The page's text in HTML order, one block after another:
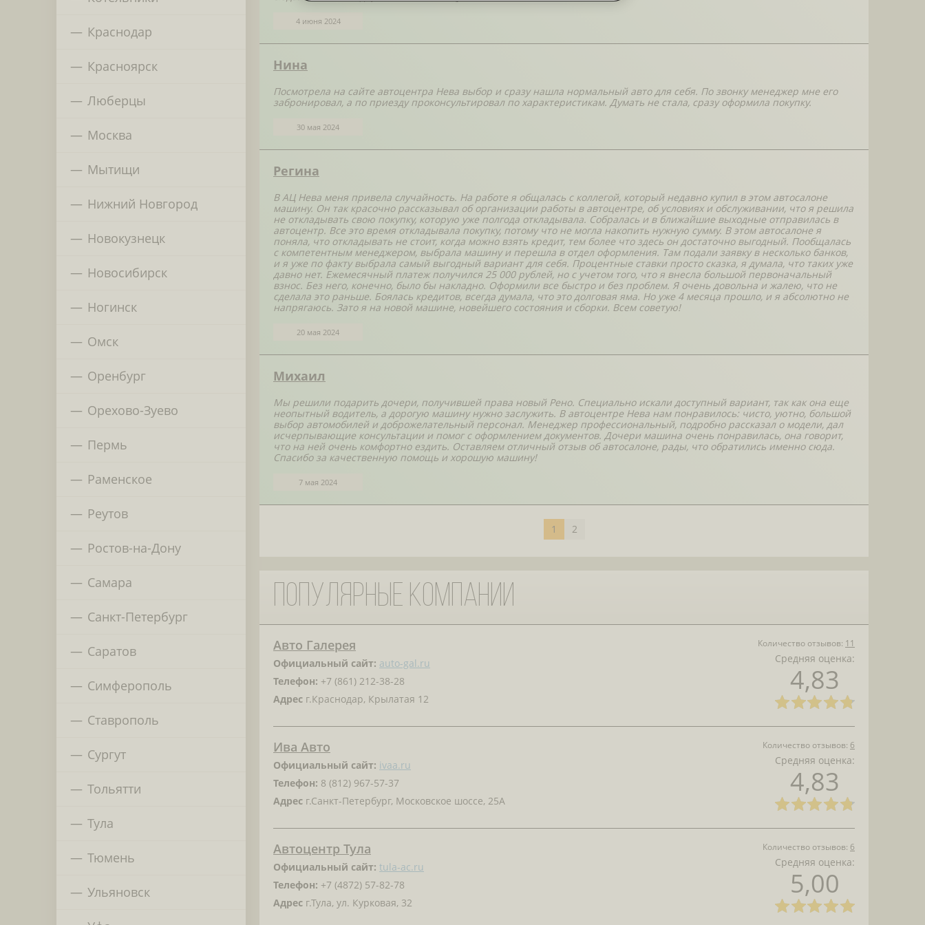
Краснодар
Красноярск
Люберцы
Москва
Мытищи
Нижний Новгород
Новокузнецк
Новосибирск
Ногинск
Омск
Оренбург
Орехово-Зуево
Пермь
Раменское
Реутов
Ростов-на-Дону
Самара
Санкт-Петербург
Саратов
Симферополь
Ставрополь
Сургут
Тольятти
Тула
Тюмень
Ульяновск
4 июня 2024
Нина
Посмотрела на сайте автоцентра Нева выбор и сразу нашла нормальный авто для себя. По звонку менеджер мне его
забронировал, а по приезду проконсультировал по характеристикам. Думать не стала, сразу оформила покупку.
30 мая 2024
Регина
В АЦ Нева меня привела случайность. На работе я общалась с коллегой, который недавно купил в этом автосалоне
машину. Он так красочно рассказывал об организации работы в автоцентре, об условиях и обслуживании, что я решила
не откладывать свою покупку, которую уже полгода откладывала. Собралась и в ближайшие выходные отправилась в
автоцентр. Все это время откладывала покупку, потому что не могла накопить нужную сумму. В этом автосалоне я
поняла, что откладывать не стоит, когда можно взять кредит, тем более что здесь он достаточно выгодный. Пообщалась
с компетентным менеджером, выбрала машину и перешла в отдел оформления. Там подали заявку в несколько банков,
и я уже по факту выбрала самый выгодный вариант для себя. Процентные ставки просто сказка, я думала, что таких уже
давно нет. Ежемесячный платеж получился 25 000 рублей, но с учетом того, что я внесла большой первоначальный
взнос. Без него, конечно, было бы накладно. Оформили все быстро и без проблем. Я очень довольна и жалею, что не
сделала это раньше. Боялась кредитов, всегда думала, что это долговая яма. Но уже 4 месяца прошло, и я абсолютно не
напрягаюсь. Зато я на новой машине, новейшего состояния и сборки. Всем советую!
20 мая 2024
Михаил
Мы решили подарить дочери, получившей права новый Рено. Специально искали доступный вариант, так как она еще
неопытный водитель, а дорогую машину нужно заслужить. В автоцентре Нева нам понравилось: чисто, уютно, большой
выбор автомобилей и доброжелательный персонал. Менеджер профессиональный, подробно рассказал о модели, дал
исчерпывающие консультации и помог с оформлением документов. Дочери машина очень понравилась, она говорит,
что на ней очень комфортно ездить. Оставляем отличный отзыв об автосалоне, рады, что обратились именно сюда.
Спасибо за качественную помощь и хорошую машину!
7 мая 2024
1 2
Популярные компании
Количество отзывов: 11
Средняя оценка:
4,83
Авто Галерея
Официальный сайт: auto-gal.ru
Телефон: +7 (861) 212-38-28
Адрес г.Краснодар, Крылатая 12
Количество отзывов: 6
Средняя оценка:
4,83
Ива Авто
Официальный сайт: ivaa.ru
Телефон: 8 (812) 967-57-37
Адрес г.Санкт-Петербург, Московское шоссе, 25А
Количество отзывов: 6
Средняя оценка:
5,00
Автоцентр Тула
Официальный сайт: tula-ac.ru
Телефон: +7 (4872) 57-82-78
Адрес г.Тула, ул. Курковая, 32